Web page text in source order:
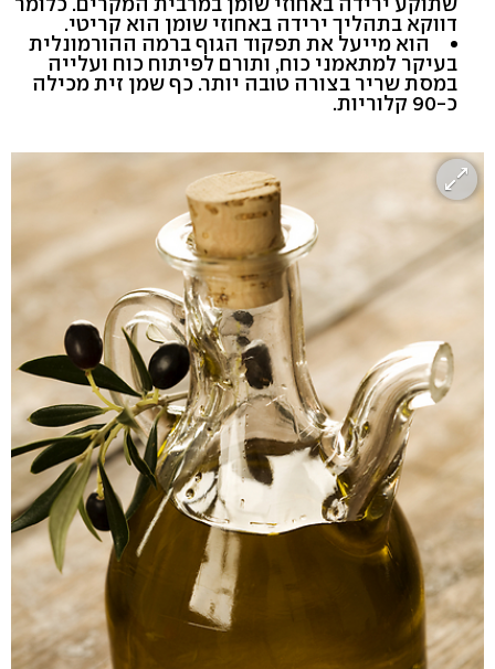
דווקא בתהליך ירידה באחוזי שומן הוא קריטי.
הוא מייעל את תפקוד הגוף ברמה ההורמונלית
בעיקר למתאמני כוח, ותורם לפיתוח כוח ועלייה
במסת שריר בצורה טובה יותר. כף שמן זית מכילה
כ-90 קלוריות.